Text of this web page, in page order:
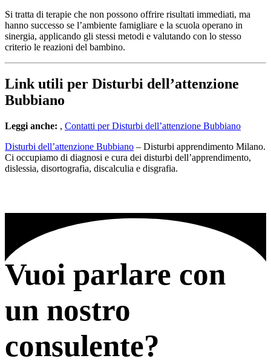
Si tratta di terapie che non possono offrire risultati immediati, ma
hanno successo se l’ambiente famigliare e la scuola operano in
sinergia, applicando gli stessi metodi e valutando con lo stesso
criterio le reazioni del bambino.
Link utili per Disturbi dell’attenzione
Bubbiano
Leggi anche: , Contatti per Disturbi dell’attenzione Bubbiano
Disturbi dell’attenzione Bubbiano – Disturbi apprendimento Milano.
Ci occupiamo di diagnosi e cura dei disturbi dell’apprendimento,
dislessia, disortografia, discalculia e disgrafia.
Vuoi parlare con
un nostro
consulente?